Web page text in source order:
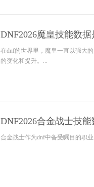
DNF2026魔皇技能数
在dnf的世界里，魔皇一直以强大
的变化和提升。...
DNF2026合金战士技
合金战士作为dnf中备受瞩目的职